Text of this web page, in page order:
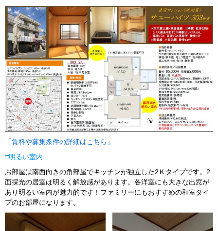
「賃料や募集条件の詳細はこちら」
□明るい室内
お部屋は南西向きの角部屋でキッチンが独立した2Ｋタイプです。2
面採光の居室は明るく解放感があります。各洋室にも大きな出窓が
あり明るい室内が魅力的です！ファミリーにもおすすめの和室タイ
プのお部屋になります。